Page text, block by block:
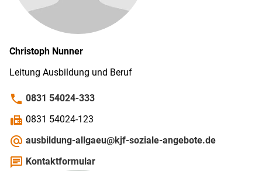
Christoph Nunner
Leitung Ausbildung und Beruf
phone 0831 54024-333
fax 0831 54024-123
alternate_email ausbildung-allgaeu@kjf-soziale-angebote.de
chat Kontaktformular